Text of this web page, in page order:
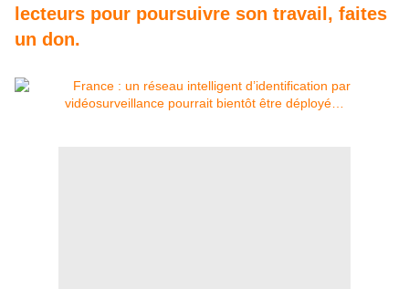
lecteurs pour poursuivre son travail, faites
un don.